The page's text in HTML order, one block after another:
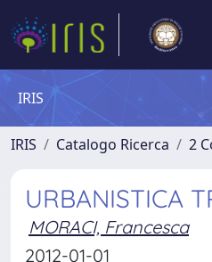
IRIS
IRIS Catalogo Ricerca 2
URBANISTICA
MORACI, Francesca
2012-01-01